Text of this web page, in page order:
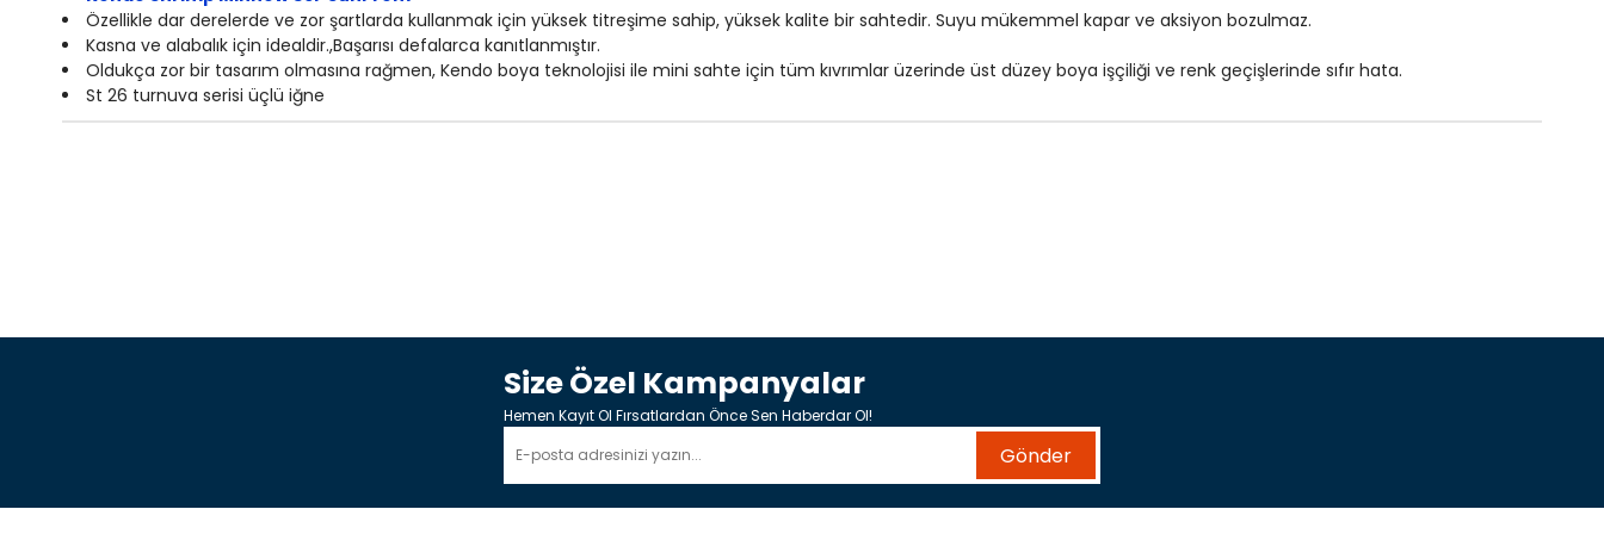
Özellikle dar derelerde ve zor şartlarda kullanmak için yüksek titreşime sahip, yüksek kalite bir sahtedir. Suyu mükemmel kapar ve aksiyon bozulmaz.
Kasna ve alabalık için idealdir.,Başarısı defalarca kanıtlanmıştır.
Oldukça zor bir tasarım olmasına rağmen, Kendo boya teknolojisi ile mini sahte için tüm kıvrımlar üzerinde üst düzey boya işçiliği ve renk geçişlerinde sıfır hata.
St 26 turnuva serisi üçlü iğne
Size Özel Kampanyalar
Hemen Kayıt Ol Fırsatlardan Önce Sen Haberdar Ol!
Gönder